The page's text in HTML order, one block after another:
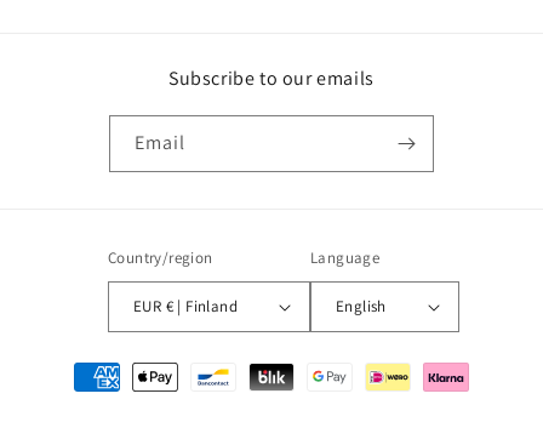
Subscribe to our emails
Email
Country/region
EUR € | Finland
Language
English
Payment
methods